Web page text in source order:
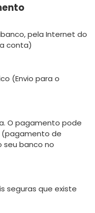
pela Internet do
conta)
(Envio para o
O pagamento pode
(pagamento de
seu banco no
seguras que existe